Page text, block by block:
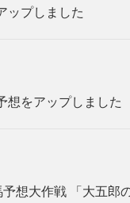
ップしました
想をアップしました
想大作戦 「大五郎